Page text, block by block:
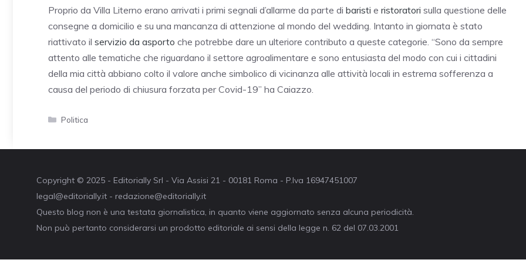
Proprio da Villa Literno erano arrivati i primi segnali d’allarme da parte di baristi e ristoratori sulla questione delle
consegne a domicilio e su una mancanza di attenzione al mondo del wedding. Intanto in giornata è stato
riattivato il servizio da asporto che potrebbe dare un ulteriore contributo a queste categorie. “Sono da sempre
attento alle tematiche che riguardano il settore agroalimentare e sono entusiasta del modo con cui i cittadini
della mia città abbiano colto il valore anche simbolico di vicinanza alle attività locali in estrema sofferenza a
causa del periodo di chiusura forzata per Covid-19” ha Caiazzo.
Categorie
Politica
Copyright © 2025 - Editorially Srl - Via Assisi 21 - 00181 Roma - P.Iva 16947451007
legal@editorially.it - redazione@editorially.it
Questo blog non è una testata giornalistica, in quanto viene aggiornato senza alcuna periodicità.
Non può pertanto considerarsi un prodotto editoriale ai sensi della legge n. 62 del 07.03.2001